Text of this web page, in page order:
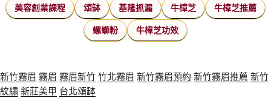
美容創業課程 頌缽 基隆抓漏 牛樟芝 牛樟芝推薦
螺螄粉 牛樟芝功效
新竹霧眉 霧眉 霧眉新竹竹北霧眉 新竹霧眉預約 新竹霧眉推薦 新竹
紋繡新莊美甲 台北頌缽